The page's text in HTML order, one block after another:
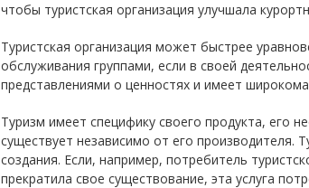
чтобы туристская организация улучшала
Туристская организация может быстрее
обслуживания группами, если в своей
представлениями о ценностях и имеет
Туризм имеет специфику своего продукта, его
существует независимо от его производителя.
создания. Если, например, потребитель
прекратила свое существование, эта услуга